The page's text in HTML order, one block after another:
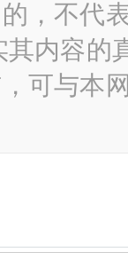
，不代
内容的
可与本